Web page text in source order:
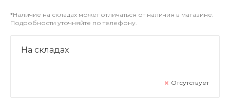
*Наличие на складах может отличаться от наличия в магазине.
Подробности уточняйте по телефону.
На складах
Отсутствует